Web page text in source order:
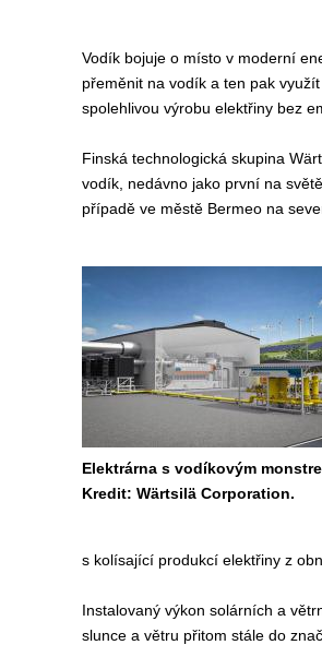
Vodík bojuje o místo v moderní
přeměnit na vodík a ten pak
spolehlivou výrobu elektřiny bez
Finská technologická skupina
vodík, nedávno jako první na
případě ve městě Bermeo na
Elektrárna s vodíkovým
Kredit: Wärtsilä Corporation.
s kolísající produkcí elektřiny z
Instalovaný výkon solárních a
slunce a větru přitom stále do